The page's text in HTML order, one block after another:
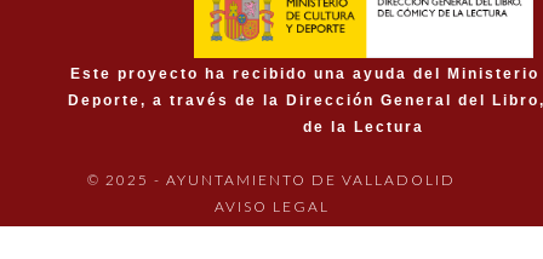
Este proyecto ha recibido una ayuda del
Deporte, a través de la Dirección General del
de la Lectura
© 2025 - AYUNTAMIENTO DE VALLADOLID
AVISO LEGAL